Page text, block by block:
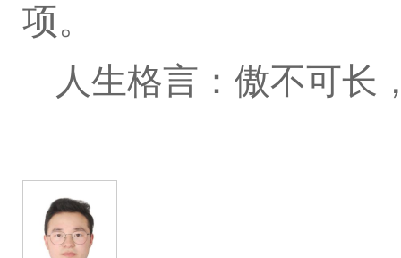
项。
人生格言：傲不可长